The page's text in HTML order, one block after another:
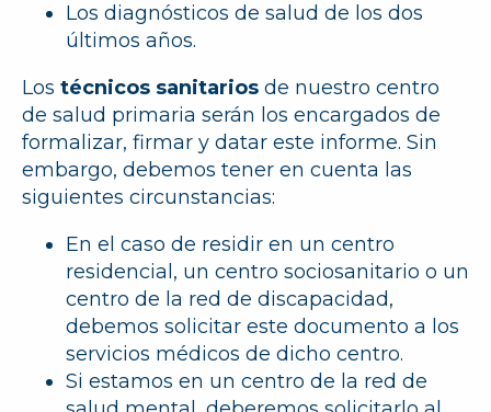
Los diagnósticos de salud de los dos
últimos años.
Los técnicos sanitarios de nuestro centro
de salud primaria serán los encargados de
formalizar, firmar y datar este informe. Sin
embargo, debemos tener en cuenta las
siguientes circunstancias:
En el caso de residir en un centro
residencial, un centro sociosanitario o un
centro de la red de discapacidad,
debemos solicitar este documento a los
servicios médicos de dicho centro.
Si estamos en un centro de la red de